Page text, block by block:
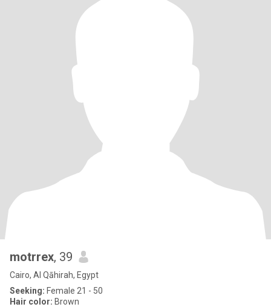
motrrex, 39
Cairo, Al Qāhirah, Egypt
Seeking: Female 21 - 50
Hair color: Brown